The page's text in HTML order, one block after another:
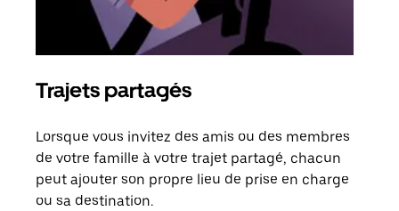
Trajets partagés
Lorsque vous invitez des amis ou des membres
de votre famille à votre trajet partagé, chacun
peut ajouter son propre lieu de prise en charge
ou sa destination.